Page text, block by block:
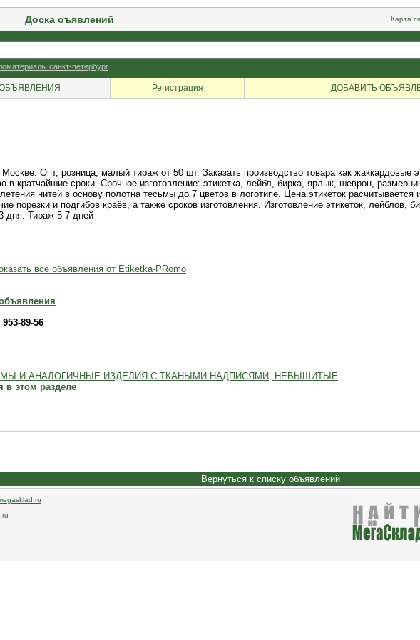
Доска оъявлений Карта
санкт-петербург
Регистрация ДОБАВИТЬ
Опт, розница, малый тираж от 50 шт. Заказать производство товара как жаккардовые
кратчайшие сроки. Срочное изготовление: этикетка, лейбл, бирка, ярлык, шеврон,
нитей в основу полотна тесьмы до 7 цветов в логотипе. Цена этикеток
порезки и подгибов краёв, а также сроков изготовления. Изготовление этикеток, лейблов,
дня. Тираж 5-7 дней
все объявления от Etiketka-PRomo
89-56
И АНАЛОГИЧНЫЕ ИЗДЕЛИЯ С ТКАНЫМИ НАДПИСЯМИ, НЕВЫШИТЫЕ
в этом разделе
Вернуться к списку объявлений